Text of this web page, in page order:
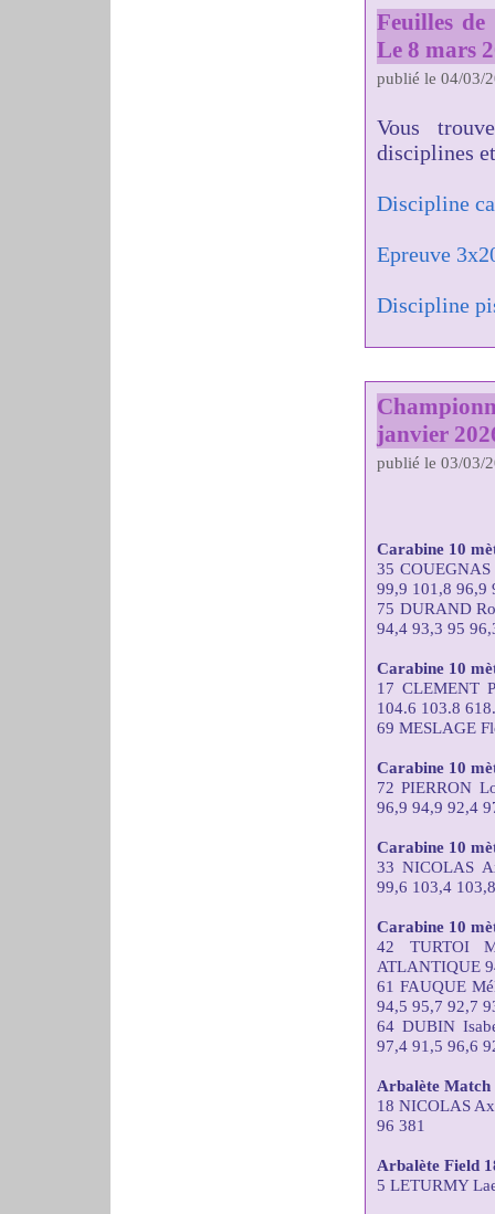
Feuilles
Le 8 mars
publié le 04/03/
Vous
disciplines
Discipline
Epreuve
Discipline
janvier
publié le 03/03/
Carabine 10
35
99,9 101,8 96,9
75 DURAND
94,4 93,3 95
Carabine 10
17 CLEMENT
104.6 103.8
69 MESLAGE
Carabine 10
72 PIERRON
96,9 94,9 92,4
Carabine 10
33 NICOLAS
99,6 103,4
Carabine 10
42 TURTOI
ATLANTIQUE
61 FAUQUE
94,5 95,7 92,7
64 DUBIN
97,4 91,5 96,6
Arbalète Match
18 NICOLAS
96 381
Arbalète Field
5 LETURMY